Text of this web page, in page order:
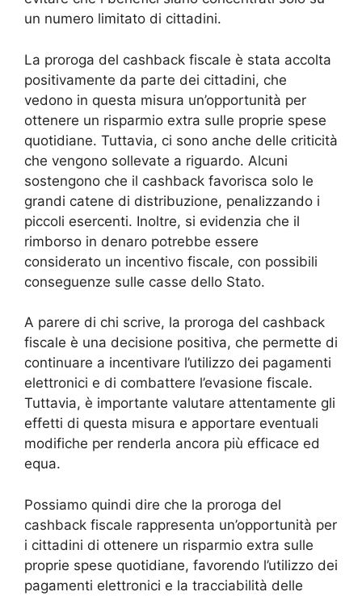
un numero limitato di cittadini.
La proroga del cashback fiscale è stata accolta
positivamente da parte dei cittadini, che
vedono in questa misura un’opportunità per
ottenere un risparmio extra sulle proprie spese
quotidiane. Tuttavia, ci sono anche delle criticità
che vengono sollevate a riguardo. Alcuni
sostengono che il cashback favorisca solo le
grandi catene di distribuzione, penalizzando i
piccoli esercenti. Inoltre, si evidenzia che il
rimborso in denaro potrebbe essere
considerato un incentivo fiscale, con possibili
conseguenze sulle casse dello Stato.
A parere di chi scrive, la proroga del cashback
fiscale è una decisione positiva, che permette di
continuare a incentivare l’utilizzo dei pagamenti
elettronici e di combattere l’evasione fiscale.
Tuttavia, è importante valutare attentamente gli
effetti di questa misura e apportare eventuali
modifiche per renderla ancora più efficace ed
equa.
Possiamo quindi dire che la proroga del
cashback fiscale rappresenta un’opportunità per
i cittadini di ottenere un risparmio extra sulle
proprie spese quotidiane, favorendo l’utilizzo dei
pagamenti elettronici e la tracciabilità delle